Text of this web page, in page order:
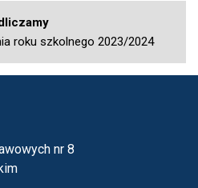
roku szkolnego 2023/2024
nr 8